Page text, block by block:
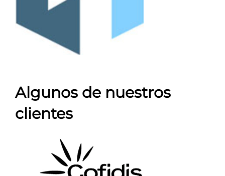
Algunos de nuestros
clientes